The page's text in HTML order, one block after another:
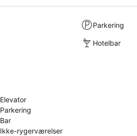
Parkering
Hotelbar
Elevator
Parkering
Bar
Ikke-rygerværelser